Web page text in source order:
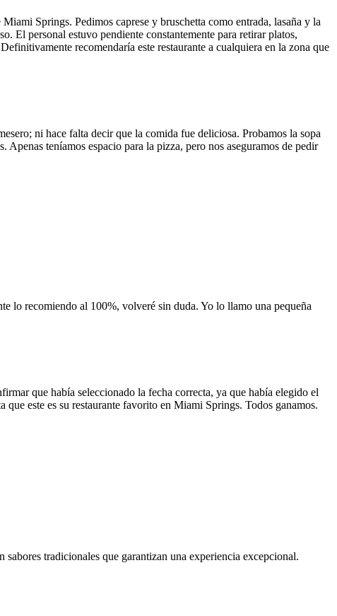
Springs. Pedimos caprese y bruschetta como entrada, lasaña y la
El personal estuvo pendiente constantemente para retirar platos,
recomendaría este restaurante a cualquiera en la zona que
ni hace falta decir que la comida fue deliciosa. Probamos la sopa
teníamos espacio para la pizza, pero nos aseguramos de pedir
lo recomiendo al 100%, volveré sin duda. Yo lo llamo una pequeña
que había seleccionado la fecha correcta, ya que había elegido el
este es su restaurante favorito en Miami Springs. Todos ganamos.
tradicionales que garantizan una experiencia excepcional.